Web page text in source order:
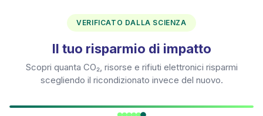
VERIFICATO DALLA SCIENZA
Il tuo risparmio di impatto
Scopri quanta CO₂, risorse e rifiuti elettronici risparmi
scegliendo il ricondizionato invece del nuovo.